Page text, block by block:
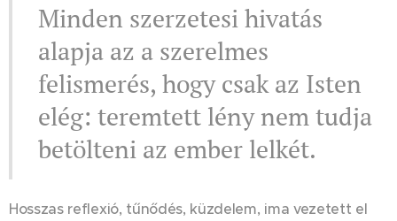
Minden szerzetesi hivatás
alapja az a szerelmes
felismerés, hogy csak az Isten
elég: teremtett lény nem tudja
betölteni az ember lelkét.
Hosszas reflexió, tűnődés, küzdelem, ima vezetett el